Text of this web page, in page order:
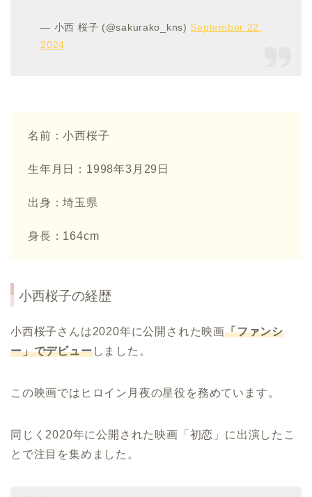
— 小西 桜子 (@sakurako_kns) September 22,
2024
名前：小西桜子
生年月日：1998年3月29日
出身：埼玉県
身長：164cm
小西桜子の経歴
小西桜子さんは2020年に公開された映画「ファンシ
ー」でデビューしました。
この映画ではヒロイン月夜の星役を務めています。
同じく2020年に公開された映画「初恋」に出演したこ
とで注目を集めました。